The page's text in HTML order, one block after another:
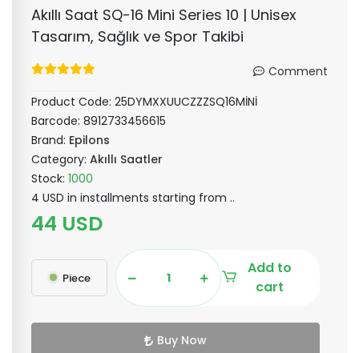
Akıllı Saat SQ-16 Mini Series 10 | Unisex
Tasarım, Sağlık ve Spor Takibi
Comment
Product Code: 25DYMXXUUCZZZSQ16MİNİ
Barcode: 8912733456615
Brand: Epilons
Category: Akıllı Saatler
Stock: 1000
4 USD in installments starting from ..
44 USD
Piece
Add to
cart
Buy Now